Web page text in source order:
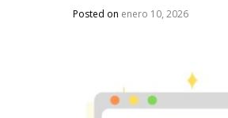
Posted on enero 10, 2026